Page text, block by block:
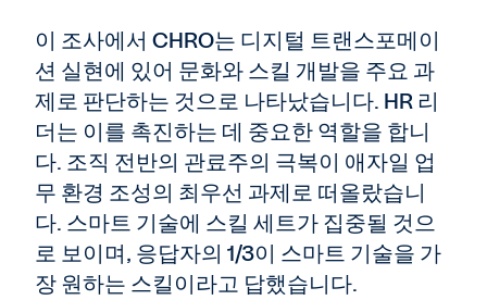
이 조사에서 CHRO는 디지털 트랜스포메이
션 실현에 있어 문화와 스킬 개발을 주요 과
제로 판단하는 것으로 나타났습니다. HR 리
더는 이를 촉진하는 데 중요한 역할을 합니
다. 조직 전반의 관료주의 극복이 애자일 업
무 환경 조성의 최우선 과제로 떠올랐습니
다. 스마트 기술에 스킬 세트가 집중될 것으
로 보이며, 응답자의 1/3이 스마트 기술을 가
장 원하는 스킬이라고 답했습니다.